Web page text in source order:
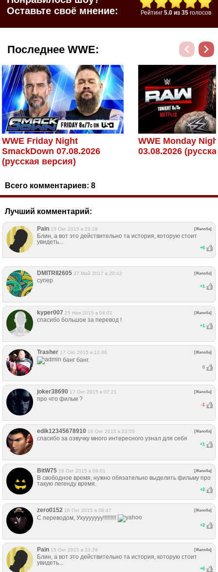
Оставьте своё мнение:
Рейтинг 5.0 из 35голосов
Последнее WWE:
WWE Friday Night
SmackDown 07.08.2026
(русская версия)
WWE Monday
03.08.2026
Всего комментариев: 8
Лучший комментарий:
Pain 15 Окт 2015 в 23:29 [Жалоба]
Блин, а вот это действительно та история, которую стоит
увидеть...
+6
DMITRII2605 27 Май 2017 в 20:42 [Жалоба]
супер
+1
kyper007 25 Ноя 2015 в 04:01 [Жалоба]
спасибо большое за перевод !
+1
Trasher 17 Окт 2015 в 12:46 [Жалоба]
банг банг.
0
joker38690 17 Окт 2015 в 07:21 [Жалоба]
про что фильм ?
-1
edik12345678910 16 Окт 2015 в 22:55 [Жалоба]
спасибо за озвучку много интересного узнал для себя
+1
BitW75 16 Окт 2015 в 09:01 [Жалоба]
В свободное время, нужно обязательно выделить фильму про
такую легенду время.
+2
zero0152 16 Окт 2015 в 08:47 [Жалоба]
С переводом, Ухууууууу!!!!!!!!!
+2
Pain 15 Окт 2015 в 23:29 [Жалоба]
Блин, а вот это действительно та история, которую стоит
увидеть...
+6